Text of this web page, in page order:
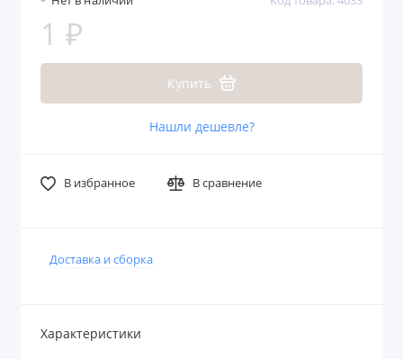
1 ₽
Купить
Нашли дешевле?
В избранное В сравнение
Доставка и сборка
Характеристики